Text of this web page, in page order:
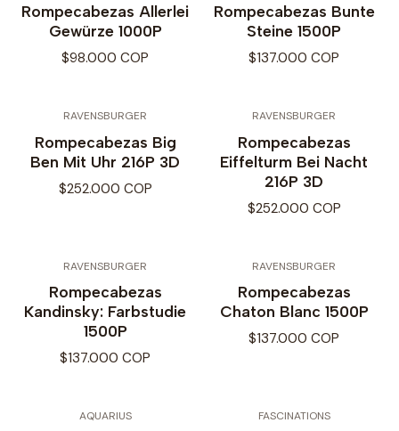
Rompecabezas Allerlei
Gewürze 1000P
$98.000 COP
Rompecabezas Bunte
Steine 1500P
$137.000 COP
RAVENSBURGER
Rompecabezas Big
Ben Mit Uhr 216P 3D
$252.000 COP
RAVENSBURGER
Rompecabezas
Eiffelturm Bei Nacht
216P 3D
$252.000 COP
RAVENSBURGER
Rompecabezas
Kandinsky: Farbstudie
1500P
$137.000 COP
RAVENSBURGER
Rompecabezas
Chaton Blanc 1500P
$137.000 COP
AQUARIUS FASCINATIONS